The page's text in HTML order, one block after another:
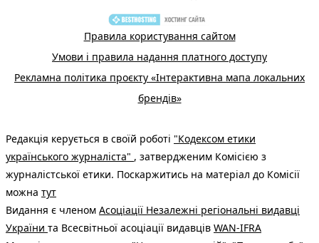
Правила користування сайтом
Умови і правила надання платного доступу
Рекламна політика проєкту «Інтерактивна мапа локальних
брендів»
Редакція керується в своїй роботі "Кодексом етики
українського журналіста" , затвердженим Комісією з
журналістської етики. Поскаржитись на матеріал до Комісії
можна тут
Видання є членом Асоціації Незалежні регіональні видавці
України та Всесвітньої асоціації видавців WAN-IFRA